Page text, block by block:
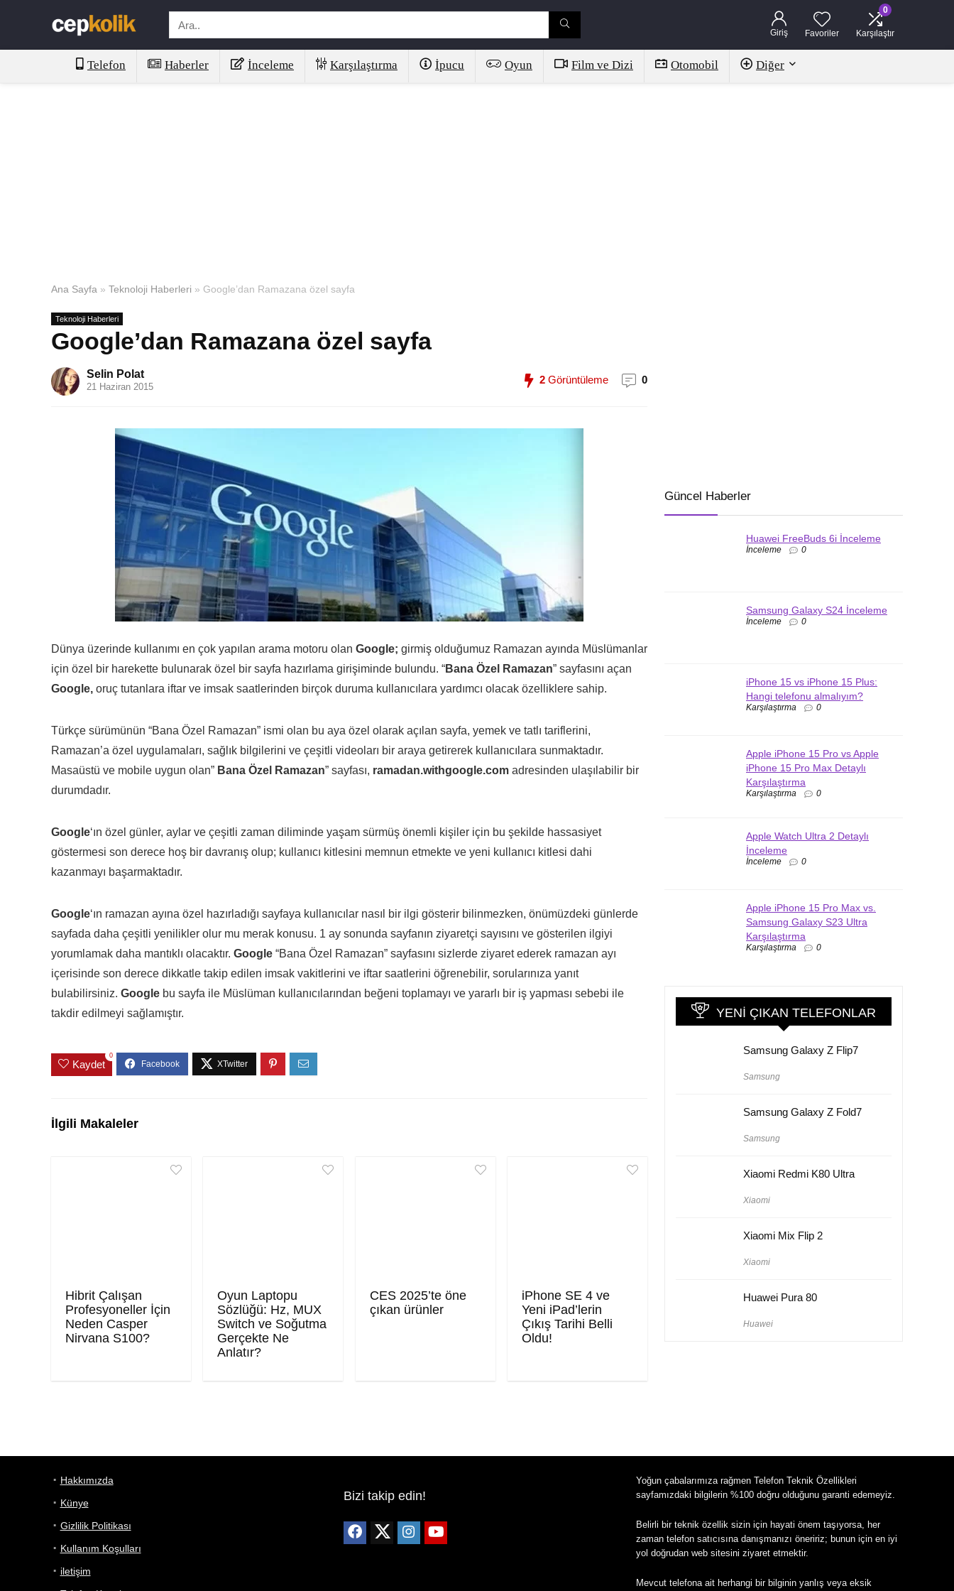
Giriş Favoriler
0
Karşılaştır
Telefon Haberler İnceleme Karşılaştırma İpucu Oyun Film ve Dizi Otomobil Diğer
Ana Sayfa » Teknoloji Haberleri » Google’dan Ramazana özel sayfa
Teknoloji Haberleri
Google’dan Ramazana özel sayfa
Selin Polat
21 Haziran 2015
2 Görüntüleme 0
Dünya üzerinde kullanımı en çok yapılan arama motoru olan Google; girmiş olduğumuz Ramazan ayında Müslümanlar
için özel bir harekette bulunarak özel bir sayfa hazırlama girişiminde bulundu. “Bana Özel Ramazan” sayfasını açan
Google, oruç tutanlara iftar ve imsak saatlerinden birçok duruma kullanıcılara yardımcı olacak özelliklere sahip.
Türkçe sürümünün “Bana Özel Ramazan” ismi olan bu aya özel olarak açılan sayfa, yemek ve tatlı tariflerini,
Ramazan’a özel uygulamaları, sağlık bilgilerini ve çeşitli videoları bir araya getirerek kullanıcılara sunmaktadır.
Masaüstü ve mobile uygun olan” Bana Özel Ramazan” sayfası, ramadan.withgoogle.com adresinden ulaşılabilir bir
durumdadır.
Google‘ın özel günler, aylar ve çeşitli zaman diliminde yaşam sürmüş önemli kişiler için bu şekilde hassasiyet
göstermesi son derece hoş bir davranış olup; kullanıcı kitlesini memnun etmekte ve yeni kullanıcı kitlesi dahi
kazanmayı başarmaktadır.
Google‘ın ramazan ayına özel hazırladığı sayfaya kullanıcılar nasıl bir ilgi gösterir bilinmezken, önümüzdeki günlerde
sayfada daha çeşitli yenilikler olur mu merak konusu. 1 ay sonunda sayfanın ziyaretçi sayısını ve gösterilen ilgiyi
yorumlamak daha mantıklı olacaktır. Google “Bana Özel Ramazan” sayfasını sizlerde ziyaret ederek ramazan ayı
içerisinde son derece dikkatle takip edilen imsak vakitlerini ve iftar saatlerini öğrenebilir, sorularınıza yanıt
bulabilirsiniz. Google bu sayfa ile Müslüman kullanıcılarından beğeni toplamayı ve yararlı bir iş yapması sebebi ile
takdir edilmeyi sağlamıştır.
Kaydet
0
İlgili Makaleler
Hibrit Çalışan
Profesyoneller İçin
Neden Casper
Nirvana S100?
Oyun Laptopu
Sözlüğü: Hz, MUX
Switch ve Soğutma
Gerçekte Ne
Anlatır?
CES 2025’te öne
çıkan ürünler
iPhone SE 4 ve
Yeni iPad’lerin
Çıkış Tarihi Belli
Oldu!
Güncel Haberler
Huawei FreeBuds 6i İnceleme
İnceleme 0
Samsung Galaxy S24 İnceleme
İnceleme 0
iPhone 15 vs iPhone 15 Plus:
Hangi telefonu almalıyım?
Karşılaştırma 0
Apple iPhone 15 Pro vs Apple
iPhone 15 Pro Max Detaylı
Karşılaştırma
Karşılaştırma 0
Apple Watch Ultra 2 Detaylı
İnceleme
İnceleme 0
Apple iPhone 15 Pro Max vs.
Samsung Galaxy S23 Ultra
Karşılaştırma
Karşılaştırma 0
YENI ÇIKAN TELEFONLAR
Samsung Galaxy Z Flip7
Samsung
Samsung Galaxy Z Fold7
Samsung
Xiaomi Redmi K80 Ultra
Xiaomi
Xiaomi Mix Flip 2
Xiaomi
Huawei Pura 80
Huawei
Hakkımızda
Künye
Gizlilik Politikası
Kullanım Koşulları
iletişim
Bizi takip edin!
Yoğun çabalarımıza rağmen Telefon Teknik Özellikleri
sayfamızdaki bilgilerin %100 doğru olduğunu garanti edemeyiz.
Belirli bir teknik özellik sizin için hayati önem taşıyorsa, her
zaman telefon satıcısına danışmanızı öneririz; bunun için en iyi
yol doğrudan web sitesini ziyaret etmektir.
Mevcut telefona ait herhangi bir bilginin yanlış veya eksik